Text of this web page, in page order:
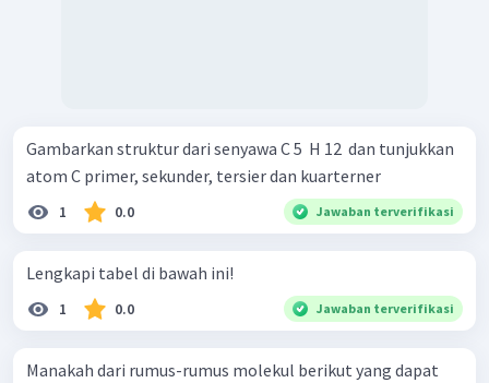
Gambarkan struktur dari senyawa C 5 ​ H 12 ​ dan tunjukkan
atom C primer, sekunder, tersier dan kuarterner
1 0.0 Jawaban terverifikasi
Lengkapi tabel di bawah ini!
1 0.0 Jawaban terverifikasi
Manakah dari rumus-rumus molekul berikut yang dapat